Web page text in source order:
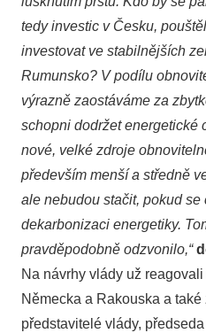
tedy investic v Česku,
investovat ve stabilnějších
Rumunsko? V podílu
výrazně zaostáváme za
schopni dodržet energetické
nové, velké zdroje
především menší a středně
ale nebudou stačit, pokud se
dekarbonizaci energetiky.
pravděpodobně odzvonilo,“
Na návrhy vlády už
Německa a Rakouska a
představitelé vlády,